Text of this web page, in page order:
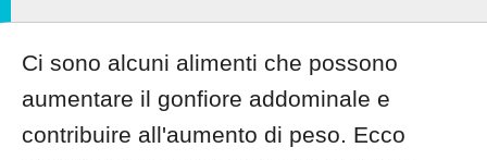
Ci sono alcuni alimenti che possono
aumentare il gonfiore addominale e
contribuire all'aumento di peso. Ecco